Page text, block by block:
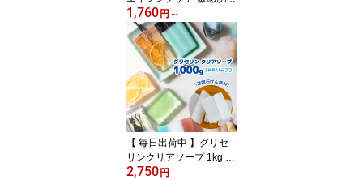
年齢肌 ナイアシンアミド
ハリ 150mL 100mL [ キ
メ くすみ 毛穴 艶 ツヤ 乾
燥肌 肌荒れ パラベンフ
リー 保湿化粧水 しっと
りタイプ スキンケア ]
1,760 円 ～
【 毎日出荷中 】グリセ
リンクリアソープ 1kg ア
ルミパウチ MPソープ 透
2,750 円